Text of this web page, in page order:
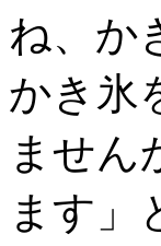
ね、か
かき氷
ません
ます」